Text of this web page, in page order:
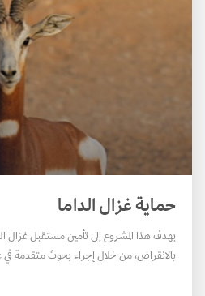
حماية غزال الداما
يهدف هذا المشروع إلى تأمين مستقبل غزال
بالانقراض، من خلال إجراء بحوث متقدمة في